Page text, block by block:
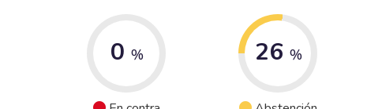
0 % 26 %